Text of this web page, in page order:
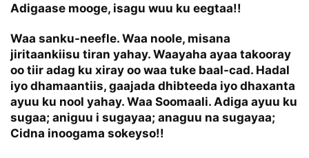
Adigaase mooge, isagu wuu ku eegtaa!!
Waa sanku-neefle. Waa noole, misana
jiritaankiisu tiran yahay. Waayaha ayaa takooray
oo tiir adag ku xiray oo waa tuke baal-cad. Hadal
iyo dhamaantiis, gaajada dhibteeda iyo dhaxanta
ayuu ku nool yahay. Waa Soomaali. Adiga ayuu ku
sugaa; aniguu i sugayaa; anaguu na sugayaa;
Cidna inoogama sokeyso!!